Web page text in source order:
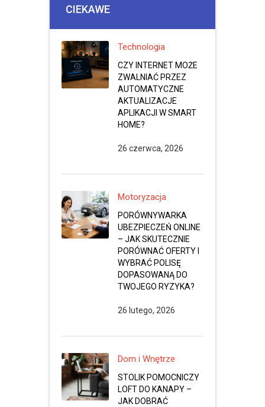
CIEKAWE
Technologia
CZY INTERNET MOŻE
ZWALNIAĆ PRZEZ
AUTOMATYCZNE
AKTUALIZACJE
APLIKACJI W SMART
HOME?
26 czerwca, 2026
Motoryzacja
PORÓWNYWARKA
UBEZPIECZEŃ ONLINE
– JAK SKUTECZNIE
PORÓWNAĆ OFERTY I
WYBRAĆ POLISĘ
DOPASOWANĄ DO
TWOJEGO RYZYKA?
26 lutego, 2026
Dom i Wnętrze
STOLIK POMOCNICZY
LOFT DO KANAPY –
JAK DOBRAĆ